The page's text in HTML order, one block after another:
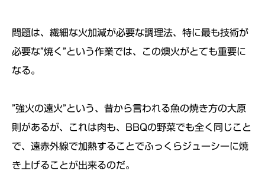
問題は、繊細な火加減が必要な調理法、特に最も技術が
必要な”焼く”という作業では、この燠火がとても重要に
なる。
”強火の遠火”という、昔から言われる魚の焼き方の大原
則があるが、これは肉も、BBQの野菜でも全く同じこと
で、遠赤外線で加熱することでふっくらジューシーに焼
き上げることが出来るのだ。